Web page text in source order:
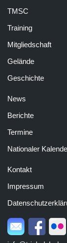
TMSC
Training
Mitgliedschaft
Gelände
Geschichte
News
Berichte
Termine
Nationaler
Kontakt
Impressum